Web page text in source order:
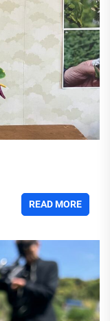
READ MORE